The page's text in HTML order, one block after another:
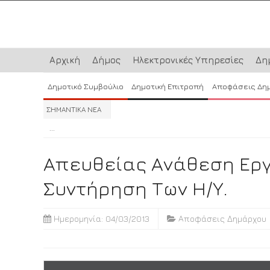
Αρχική Δήμος Ηλεκτρονικές Υπηρεσίες
Δημοτικό Συμβούλιο Δημοτική Επιτροπή Αποφάσεις
ΣΗΜΑΝΤΙΚΑ ΝΕΑ
...
Απευθείας Ανάθεση
Συντήρηση Των Η/Υ.
Ημερομηνία: 04/03/2013 Αποφάσεις Δημάρχου